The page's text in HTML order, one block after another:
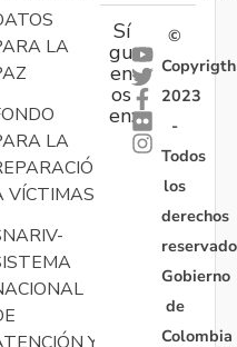
LA
LA
VÍCTIMAS
Sí
gu
en
os
en:
©
Copyrigth
2023
-
Todos
los
derechos
Gobierno
de
Colombia